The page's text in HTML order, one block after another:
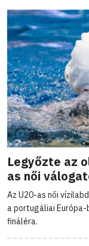
Legyőzte az
as női
Az U20-as női
a portugáliai
fináléra.